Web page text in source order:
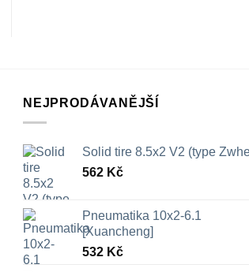
NEJPRODÁVANĚJŠÍ
Solid tire 8.5x2 V2 (type
562 Kč
Pneumatika 10x2-6.1
[Xuancheng]
532 Kč